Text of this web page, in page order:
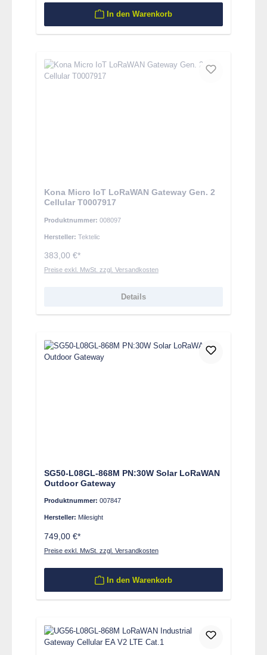
In den Warenkorb
Kona Micro IoT LoRaWAN Gateway Gen. 2
Cellular T0007917
Produktnummer: 008097
Hersteller: Tektelic
383,00 €*
Preise exkl. MwSt. zzgl. Versandkosten
Details
SG50-L08GL-868M PN:30W Solar LoRaWAN
Outdoor Gateway
Produktnummer: 007847
Hersteller: Milesight
749,00 €*
Preise exkl. MwSt. zzgl. Versandkosten
In den Warenkorb